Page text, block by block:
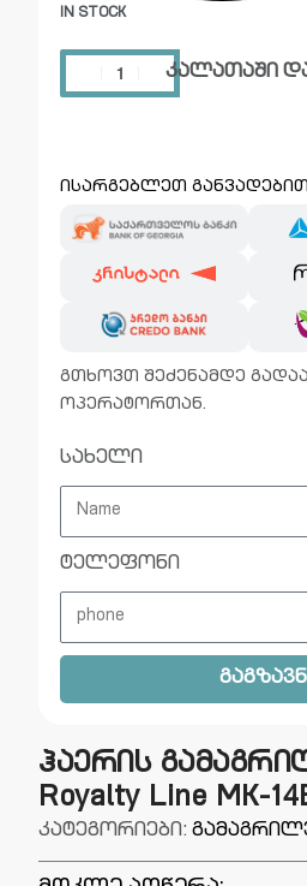
IN STOCK
კალათაში
ისარგებლეთ
გთხოვთ შეძენამდე
ოპერატორთან.
სახელი
ტელეფონი
ჰაერის
Royalty Line MK-
კატეგორიები: